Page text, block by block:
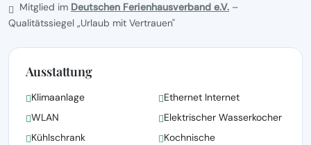
Mitglied im Deutschen Ferienhausverband e.V. –
Qualitätssiegel „Urlaub mit Vertrauen"
Ausstattung
Klimaanlage
Ethernet Internet
WLAN
Elektrischer Wasserkocher
Kühlschrank
Kochnische